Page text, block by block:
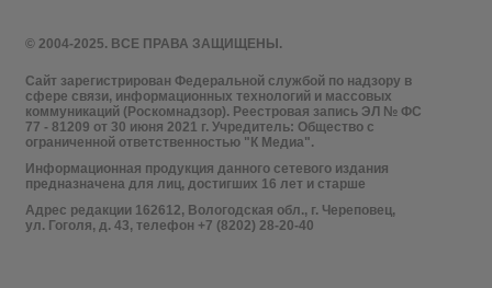
© 2004-2025. ВСЕ ПРАВА ЗАЩИЩЕНЫ.
Сайт зарегистрирован Федеральной службой по надзору в
сфере связи, информационных технологий и массовых
коммуникаций (Роскомнадзор). Реестровая запись ЭЛ № ФС
77 - 81209 от 30 июня 2021 г. Учредитель: Общество с
ограниченной ответственностью "К Медиа".
Информационная продукция данного сетевого издания
предназначена для лиц, достигших 16 лет и старше
Адрес редакции 162612, Вологодская обл., г. Череповец,
ул. Гоголя, д. 43, телефон +7 (8202) 28-20-40